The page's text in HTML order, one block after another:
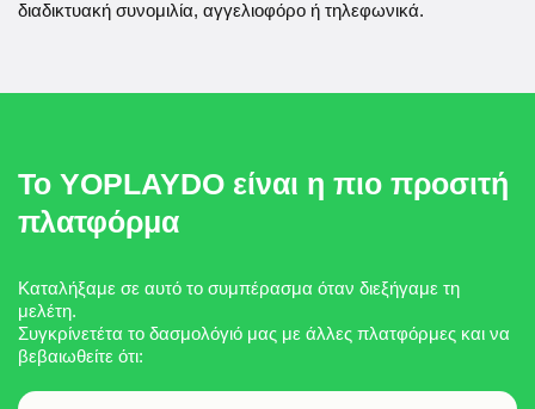
διαδικτυακή συνομιλία, αγγελιοφόρο ή τηλεφωνικά.
Το YOPLAYDO είναι η πιο προσιτή
πλατφόρμα
Καταλήξαμε σε αυτό το συμπέρασμα όταν διεξήγαμε τη
μελέτη.
Συγκρίνετέτα το δασμολόγιό μας με άλλες πλατφόρμες και να
βεβαιωθείτε ότι: